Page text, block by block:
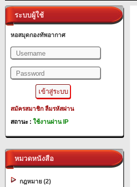
ระบบผู้ใช้
หอสมุดกองทัพอากาศ
สมัครสมาชิก ลืมรหัสผ่าน
สถานะ : ใช้งานผ่าน IP
หมวดหนังสือ
กฎหมาย (2)